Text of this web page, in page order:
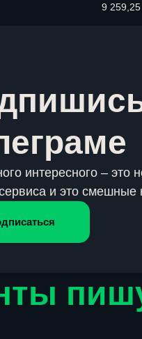
9
интересного – это
и это смешные